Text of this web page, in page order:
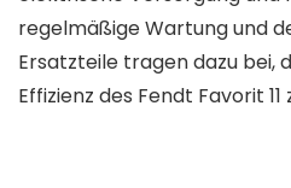
regelmäßige Wartung und
Ersatzteile tragen dazu bei,
Effizienz des Fendt Favorit